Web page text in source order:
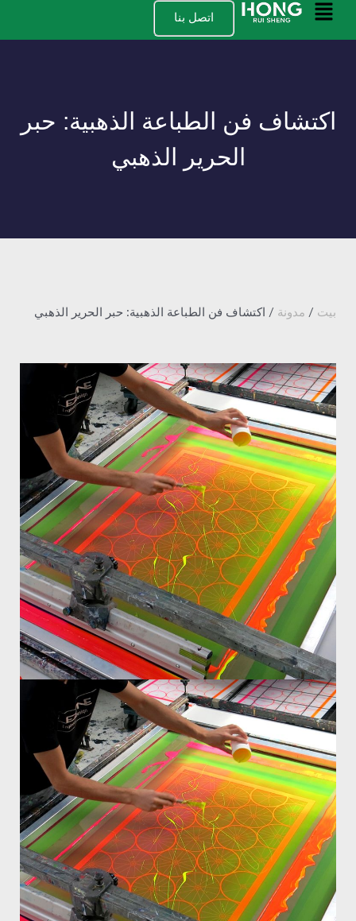
انتقلالقائمة
اتصل بنا
اكتشاف فن الطباعة الذهبية: حبر
الحرير الذهبي
بيت / مدونة / اكتشاف فن الطباعة الذهبية: حبر الحرير الذهبي